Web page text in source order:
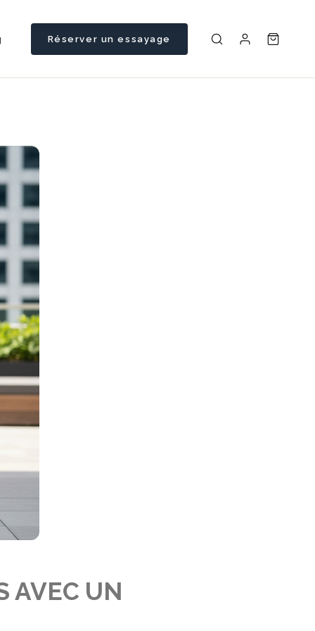
Réserver un essayage
AVEC UN